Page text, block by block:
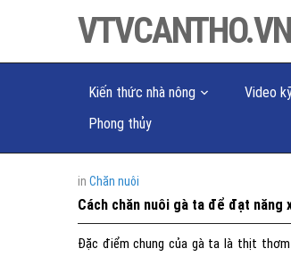
VTVCANTHO.VN
Kiến thức nhà nông Video
Phong thủy
in Chăn nuôi
Cách chăn nuôi gà ta để đạt năng
Đặc điểm chung của gà ta là thịt